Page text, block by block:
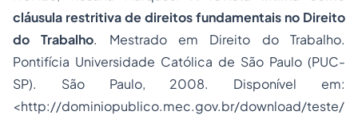
cláusula restritiva de direitos fundamentais no Direito
do Trabalho. Mestrado em Direito do Trabalho.
Pontifícia Universidade Católica de São Paulo (PUC-
SP). São Paulo, 2008. Disponível em:
<http://dominiopublico.mec.gov.br/download/teste/